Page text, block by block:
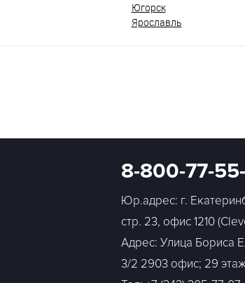
Югорск
Ярославль
8-800-77-
Юр.адрес: г.
стр. 23, офис 1210
Адрес: Улица Бориса
3/2 2903 офис; 29